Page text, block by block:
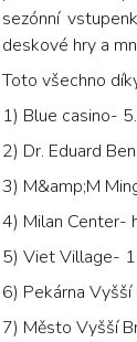
sezónní
deskové hry a
Toto všechno
1) Blue casino-
2) Dr. Eduard
3) M&amp;M
4) Milan Center-
5) Viet Village-
6) Pekárna
7) Město Vyšší